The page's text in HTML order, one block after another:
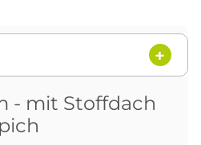
- mit Stoffdach